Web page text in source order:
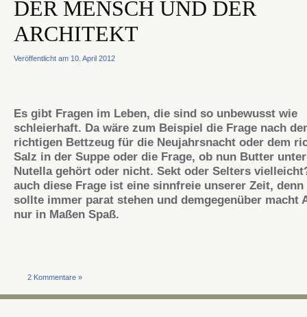
DER MENSCH UND DER
ARCHITEKT
Veröffentlicht am 10. April 2012
Es gibt Fragen im Leben, die sind so unbewusst wie
schleierhaft. Da wäre zum Beispiel die Frage nach
richtigen Bettzeug für die Neujahrsnacht oder dem
Salz in der Suppe oder die Frage, ob nun Butter
Nutella gehört oder nicht. Sekt oder Selters
auch diese Frage ist eine sinnfreie unserer Zeit, denn
sollte immer parat stehen und demgegenüber macht
nur in Maßen Spaß.
2 Kommentare »